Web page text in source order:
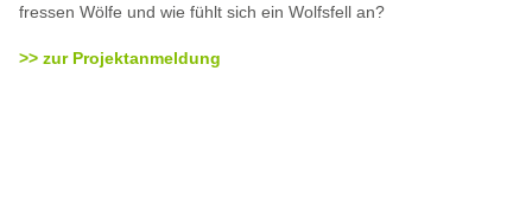
fressen Wölfe und wie fühlt sich ein Wolfsfell an?
>> zur Projektanmeldung